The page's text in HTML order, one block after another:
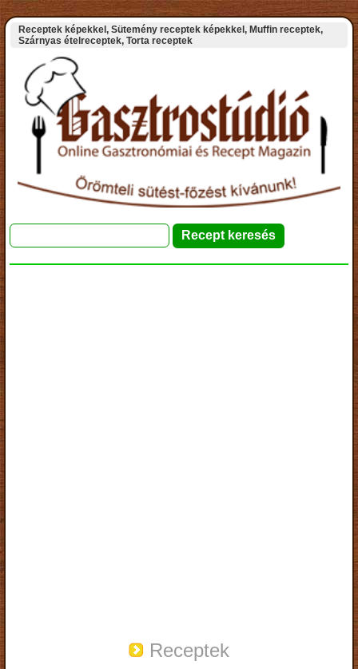
Receptek képekkel, Sütemény receptek képekkel, Muffin receptek,
Szárnyas ételreceptek, Torta receptek
Receptek